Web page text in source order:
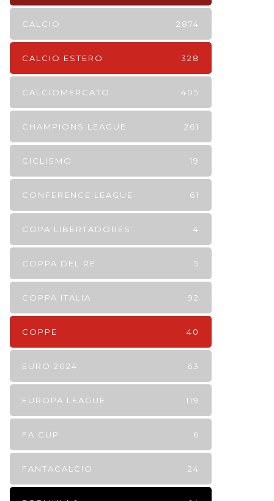
CALCIO 2874
CALCIO ESTERO 328
CALCIOMERCATO 405
CHAMPIONS LEAGUE 261
CICLISMO 19
CONFERENCE LEAGUE 61
COPA LIBERTADORES 4
COPPA DEL RE 5
COPPA ITALIA 92
COPPE 40
EURO 2024 63
EUROPA LEAGUE 119
FA CUP 6
FANTACALCIO 24